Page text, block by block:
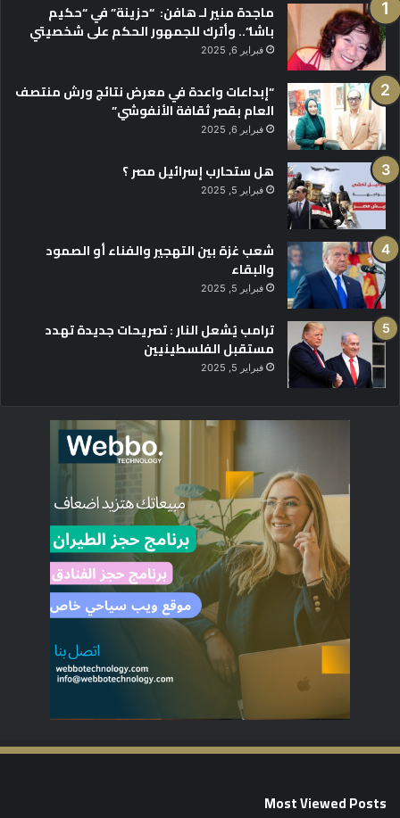
ماجدة منير لـ هافن: “حزينة” في “حكيم
باشا”.. وأترك للجمهور الحكم على شخصيتي
فبراير 6, 2025
“إبداعات واعدة في معرض نتائج ورش منتصف
العام بقصر ثقافة الأنفوشي”
فبراير 6, 2025
هل ستحارب إسرائيل مصر ؟
فبراير 5, 2025
شعب غزة بين التهجير والفناء أو الصمود
والبقاء
فبراير 5, 2025
ترامب يُشعل النار : تصريحات جديدة تهدد
مستقبل الفلسطينيين
فبراير 5, 2025
Most Viewed Posts